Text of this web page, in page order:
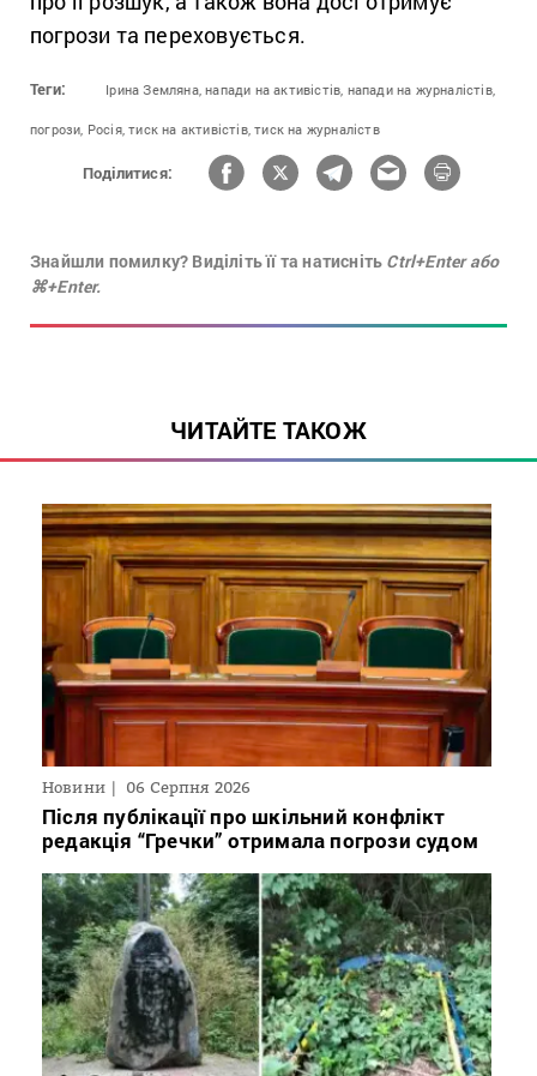
погрози та переховується.
Теги: Ірина Земляна, напади на активістів, напади на журналістів,
погрози, Росія, тиск на активістів, тиск на журналіств
Поділитися:
Знайшли помилку? Виділіть її та натисніть Ctrl+Enter або
⌘+Enter.
ЧИТАЙТЕ ТАКОЖ
Новини 06 Серпня 2026
Після публікації про шкільний конфлікт
редакція “Гречки” отримала погрози судом